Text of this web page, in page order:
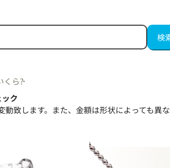
くら?
ク
致します。また、金額は形状によっても異な